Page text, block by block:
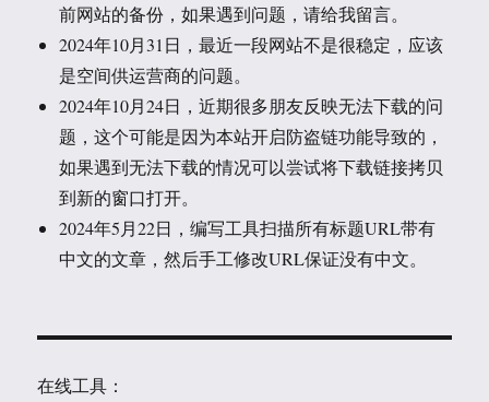
前网站的备份，如果遇到问题，请给我留言。
2024年10月31日，最近一段网站不是很稳定，应该
是空间供运营商的问题。
2024年10月24日，近期很多朋友反映无法下载的问
题，这个可能是因为本站开启防盗链功能导致的，
如果遇到无法下载的情况可以尝试将下载链接拷贝
到新的窗口打开。
2024年5月22日，编写工具扫描所有标题URL带有
中文的文章，然后手工修改URL保证没有中文。
在线工具：